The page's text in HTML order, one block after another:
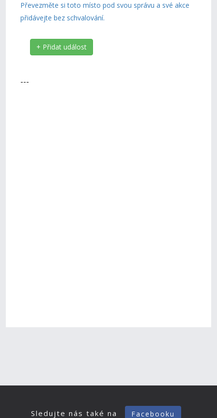
Převezměte si toto místo pod svou správu a své akce
přidávejte bez schvalování.
+ Přidat událost
---
Sledujte nás také na Facebooku